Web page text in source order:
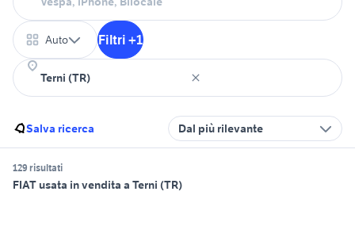
Auto Filtri +1
Salva ricerca Dal più rilevante
129 risultati
FIAT usata in vendita a Terni (TR)